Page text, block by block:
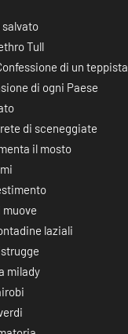
salvato
Tull
di un teppista
di ogni Paese
di sceneggiate
il mosto
laziali
milady